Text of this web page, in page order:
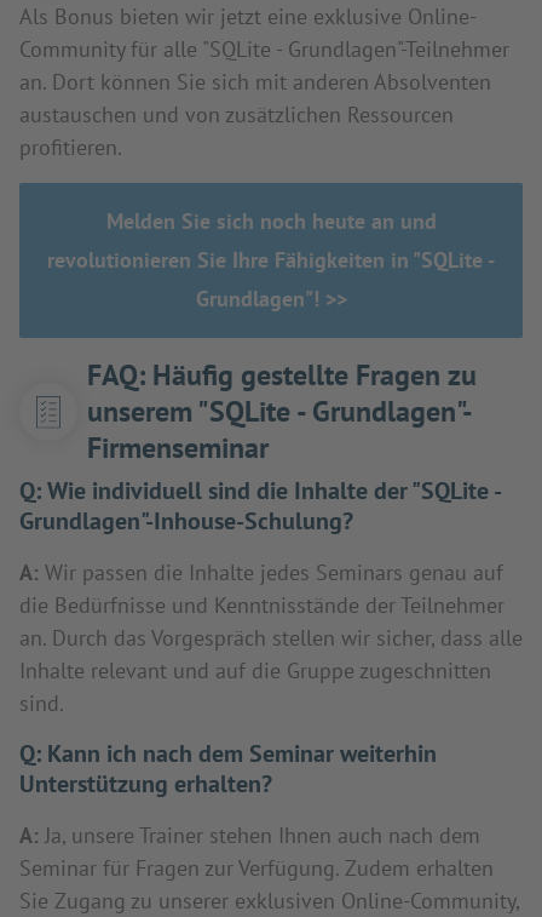
Als Bonus bieten wir jetzt eine exklusive Online-
Community für alle "SQLite - Grundlagen"-Teilnehmer
an. Dort können Sie sich mit anderen Absolventen
austauschen und von zusätzlichen Ressourcen
profitieren.
Melden Sie sich noch heute an und
revolutionieren Sie Ihre Fähigkeiten in "SQLite -
Grundlagen"! >>
FAQ: Häufig gestellte Fragen zu
unserem "SQLite - Grundlagen"-
Firmenseminar
Q:Wie individuell sind die Inhalte der "SQLite -
Grundlagen"-Inhouse-Schulung?
A: Wir passen die Inhalte jedes Seminars genau auf
die Bedürfnisse und Kenntnisstände der Teilnehmer
an. Durch das Vorgespräch stellen wir sicher, dass alle
Inhalte relevant und auf die Gruppe zugeschnitten
sind.
Q: Kann ich nach dem Seminar weiterhin
Unterstützung erhalten?
A: Ja, unsere Trainer stehen Ihnen auch nach dem
Seminar für Fragen zur Verfügung. Zudem erhalten
Sie Zugang zu unserer exklusiven Online-Community,